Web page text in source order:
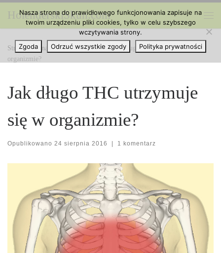
Przejdź do treści
HolenderskiSkun.com
Strona główna » Ciekawe Artykuły » Jak długo THC utrzymuje się w
organizmie?
Jak długo THC utrzymuje
się w organizmie?
Opublikowano 24 sierpnia 2016 | 1 komentarz
Nasza strona do prawidłowego funkcjonowania zapisuje na
twoim urządzeniu pliki cookies, tylko w celu szybszego
wczytywania strony.
Zgoda
Odrzuć wszystkie zgody Polityka prywatności